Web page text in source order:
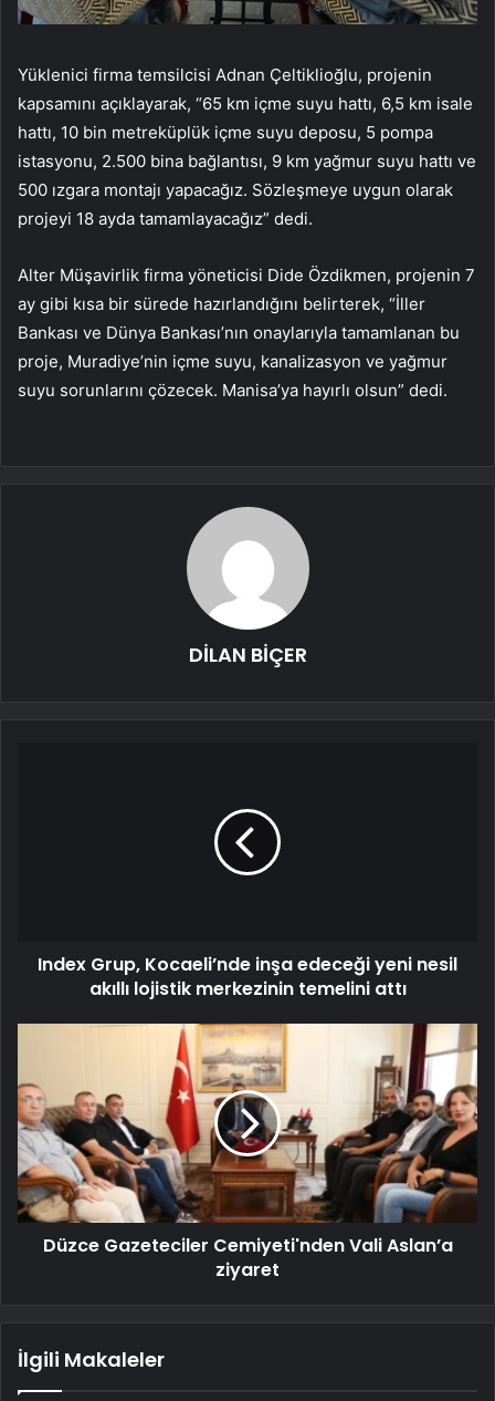
Yüklenici firma temsilcisi Adnan Çeltiklioğlu, projenin
kapsamını açıklayarak, “65 km içme suyu hattı, 6,5 km isale
hattı, 10 bin metreküplük içme suyu deposu, 5 pompa
istasyonu, 2.500 bina bağlantısı, 9 km yağmur suyu hattı ve
500 ızgara montajı yapacağız. Sözleşmeye uygun olarak
projeyi 18 ayda tamamlayacağız” dedi.
Alter Müşavirlik firma yöneticisi Dide Özdikmen, projenin 7
ay gibi kısa bir sürede hazırlandığını belirterek, “İller
Bankası ve Dünya Bankası’nın onaylarıyla tamamlanan bu
proje, Muradiye’nin içme suyu, kanalizasyon ve yağmur
suyu sorunlarını çözecek. Manisa’ya hayırlı olsun” dedi.
DİLAN BİÇER
Index Grup, Kocaeli’nde inşa edeceği yeni nesil
akıllı lojistik merkezinin temelini attı
Düzce Gazeteciler Cemiyeti'nden Vali Aslan’a
ziyaret
İlgili Makaleler